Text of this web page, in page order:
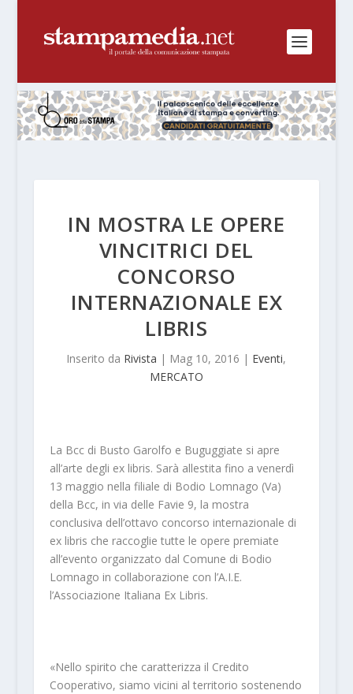
IN MOSTRA LE OPERE
VINCITRICI DEL
CONCORSO
INTERNAZIONALE EX
LIBRIS
Inserito da Rivista | Mag 10, 2016 | Eventi,
MERCATO
La Bcc di Busto Garolfo e Buguggiate si apre
all’arte degli ex libris. Sarà allestita fino a venerdì
13 maggio nella filiale di Bodio Lomnago (Va)
della Bcc, in via delle Favie 9, la mostra
conclusiva dell’ottavo concorso internazionale di
ex libris che raccoglie tutte le opere premiate
all’evento organizzato dal Comune di Bodio
Lomnago in collaborazione con l’A.I.E.
l’Associazione Italiana Ex Libris.
«Nello spirito che caratterizza il Credito
Cooperativo, siamo vicini al territorio sostenendo